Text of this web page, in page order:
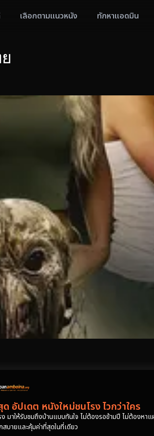
เลือกตามแนวหนัง ทักหาแอดมิน
ปเดต หนังใหม่ชนโรง ไวกว่าใคร
ให้รับชมถึงบ้านแบบทันใจ ไม่ต้องรอข้ามปี ไม่ต้องหาแ
บายและคุ้มค่าที่สุดในที่เดียว